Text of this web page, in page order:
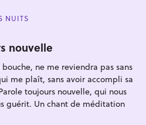
NUITS
nouvelle
ne me reviendra pas sans
me plaît, sans avoir accompli sa
toujours nouvelle, qui nous
guérit. Un chant de méditation